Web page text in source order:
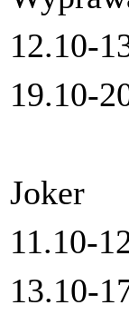
12.10-
19.10-
Joker
11.10-
13.10-